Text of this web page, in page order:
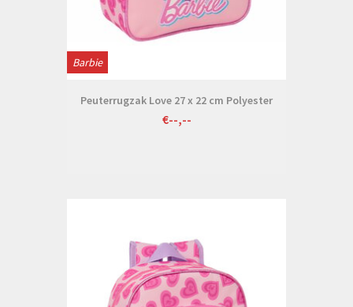
Barbie
Peuterrugzak Love 27 x 22 cm Polyester
€--,--